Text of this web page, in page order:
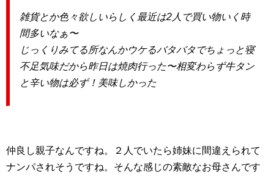
雑貨とか色々欲しいらしく最近は2人で買い物いく時
間多いなぁ〜
じっくりみてる所なんかウケるバタバタでちょっと寝
不足気味だから昨日は焼肉行った〜相変わらず牛タン
と辛い物は必ず！美味しかった
仲良し親子なんですね。２人でいたら姉妹に間違えられて
ナンパされそうですね。そんな感じの素敵なお母さんです